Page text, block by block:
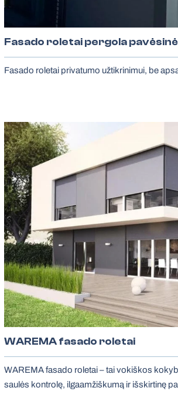
Fasado roletai pergola
Fasado roletai privatumo užtikrinimui, be
WAREMA fasado roletai
WAREMA fasado roletai – tai vokiškos
saulės kontrolę, ilgaamžiškumą ir išskirtinę